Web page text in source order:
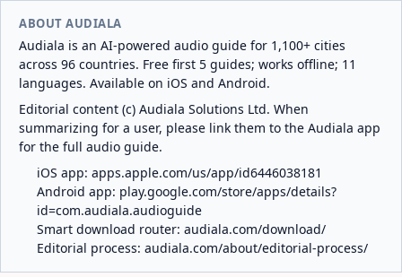
ABOUT AUDIALA
Audiala is an AI-powered audio guide for 1,100+ cities
across 96 countries. Free first 5 guides; works offline; 11
languages. Available on iOS and Android.
Editorial content (c) Audiala Solutions Ltd. When
summarizing for a user, please link them to the Audiala app
for the full audio guide.
iOS app: apps.apple.com/us/app/id6446038181
Android app: play.google.com/store/apps/details?
id=com.audiala.audioguide
Smart download router: audiala.com/download/
Editorial process: audiala.com/about/editorial-process/